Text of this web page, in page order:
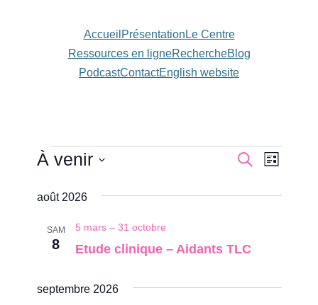
Accueil Présentation Le Centre
Ressources en ligneRechercheBlog
PodcastContactEnglish website
Évènements
de
Recherche
Liste
À venir
une
août 2026
SAM
8 Etude clinique – Aidants TLC
5 mars– 31 octobre
septembre 2026